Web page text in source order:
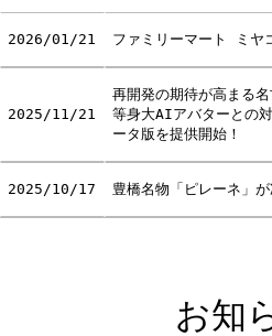
2026/01/21 ファミリーマート ミヤ
2025/11/21
再開発の期待が高まる
等身大AIアバターとの
ータ版を提供開始！
2025/10/17 豊橋名物「ピレーネ」
お知